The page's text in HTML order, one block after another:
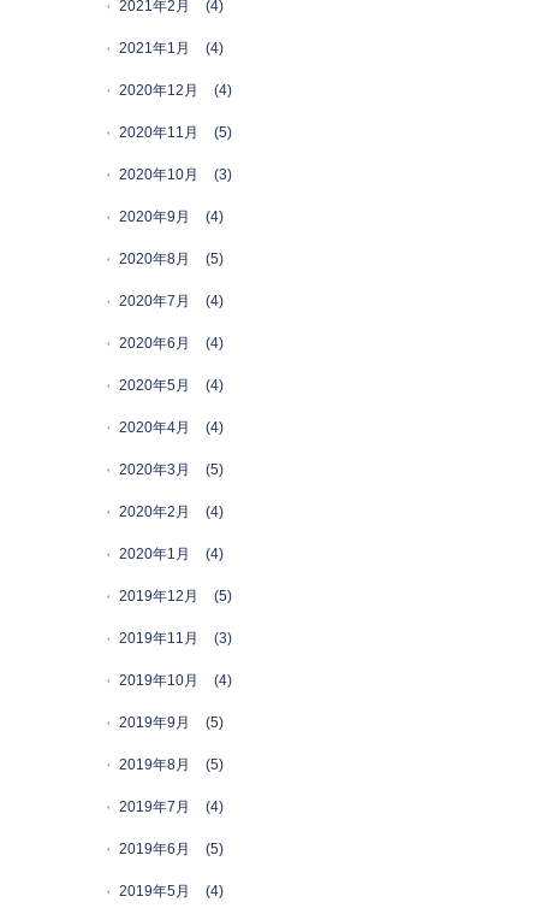
2021年2月 (4)
2021年1月 (4)
2020年12月 (4)
2020年11月 (5)
2020年10月 (3)
2020年9月 (4)
2020年8月 (5)
2020年7月 (4)
2020年6月 (4)
2020年5月 (4)
2020年4月 (4)
2020年3月 (5)
2020年2月 (4)
2020年1月 (4)
2019年12月 (5)
2019年11月 (3)
2019年10月 (4)
2019年9月 (5)
2019年8月 (5)
2019年7月 (4)
2019年6月 (5)
2019年5月 (4)